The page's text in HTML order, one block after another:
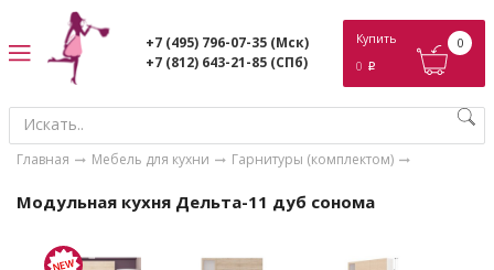
+7 (495) 796-07-35 (Мск)
+7 (812) 643-21-85 (СПб)
Купить
0 p
0
Главная Мебель для кухни Гарнитуры (комплектом)
Модульная кухня Дельта-11 дуб сонома